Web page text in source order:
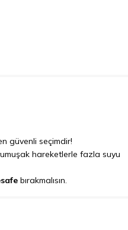
güvenli seçimdir!
hareketlerle fazla suyu
bırakmalısın.